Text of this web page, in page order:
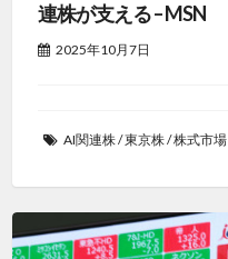
連株が支える – MSN
2025年10月7日
AI関連株/東京株/株式市場